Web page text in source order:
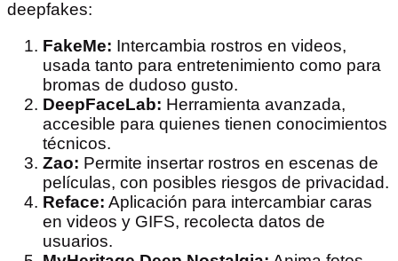
deepfakes:
FakeMe: Intercambia rostros en videos,
usada tanto para entretenimiento como para
bromas de dudoso gusto.
DeepFaceLab: Herramienta avanzada,
accesible para quienes tienen conocimientos
técnicos.
Zao: Permite insertar rostros en escenas de
películas, con posibles riesgos de privacidad.
Reface: Aplicación para intercambiar caras
en videos y GIFS, recolecta datos de
usuarios.